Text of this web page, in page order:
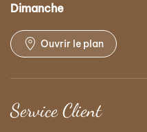
Dimanche
Ouvrir le plan
Service Client